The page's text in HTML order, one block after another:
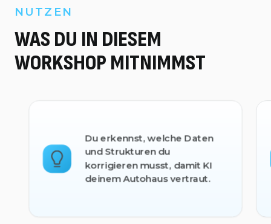
NUTZEN
WAS DU IN DIESEM
WORKSHOP MITNIMMST
Du erkennst, welche Daten
und Strukturen du
korrigieren musst, damit KI
deinem Autohaus vertraut.